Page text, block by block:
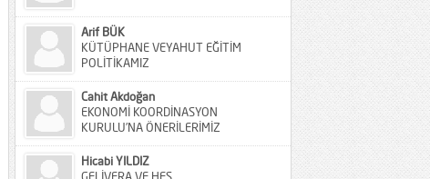
Arif BÜK
KÜTÜPHANE VEYAHUT EĞİTİM
POLİTİKAMIZ
Cahit Akdoğan
EKONOMİ KOORDİNASYON
KURULU’NA ÖNERİLERİMİZ
Hicabi YILDIZ